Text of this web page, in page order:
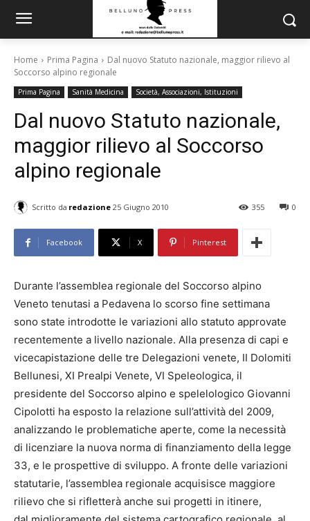
Home Prima Pagina
Dal nuovo Statuto nazionale, maggior rilievo al
Soccorso alpino regionale
Prima Pagina Sanità Medicina Società, Associazioni, Istituzioni
Dal nuovo Statuto nazionale,
maggior rilievo al Soccorso
alpino regionale
Scritto da redazione 25 Giugno 2010 0
355
Facebook X Pinterest
Durante l’assemblea regionale del Soccorso alpino
Veneto tenutasi a Pedavena lo scorso fine settimana
sono state introdotte le variazioni allo statuto approvate
recentemente a livello nazionale. Alla presenza di capi e
vicecapistazione delle tre Delegazioni venete, II Dolomiti
Bellunesi, XI Prealpi Venete, VI Speleologica, il
presidente del Soccorso alpino e spelelologico Giovanni
Cipolotti ha esposto la relazione sull’attività del 2009,
analizzando le problematiche aperte, come la necessità
di licenziare la nuova norma di finanziamento della legge
33, e le prospettive di sviluppo. A fronte delle variazioni
statutarie, l’assemblea regionale acquisisce maggiore
rilievo che si rifletterà anche sui progetti in itinere,